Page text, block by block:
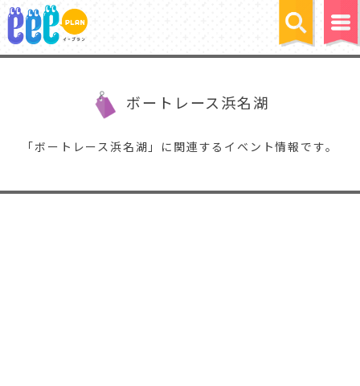
ボートレース浜名湖
「ボートレース浜名湖」に関連するイベント情報です。